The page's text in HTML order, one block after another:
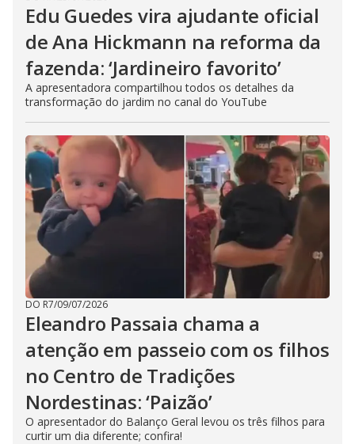
Edu Guedes vira ajudante oficial
de Ana Hickmann na reforma da
fazenda: ‘Jardineiro favorito’
A apresentadora compartilhou todos os detalhes da
transformação do jardim no canal do YouTube
DO R7/09/07/2026
Eleandro Passaia chama a
atenção em passeio com os filhos
no Centro de Tradições
Nordestinas: ‘Paizão’
O apresentador do Balanço Geral levou os três filhos para
curtir um dia diferente; confira!